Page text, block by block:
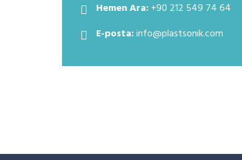
Hemen Ara:+90 212 549 74 64
E-posta:info@plastsonik.com